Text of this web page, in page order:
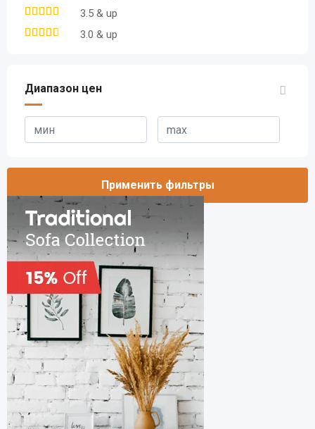
3.5 & up
3.0 & up
Диапазон цен
Применить фильтры